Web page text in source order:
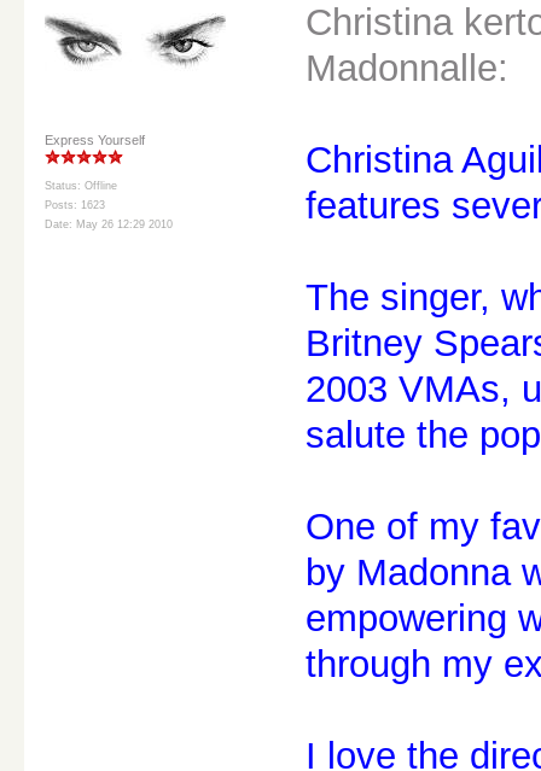
Express Yourself
Status: Offline
Posts: 1623
Date: May 26 12:29 2010
Christina
Madonnalle:
Christina
features
The singer,
Britney
2003 VMAs,
salute the
One of my
by Madonna
empowering
through my
I love the